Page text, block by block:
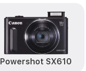
Powershot SX610